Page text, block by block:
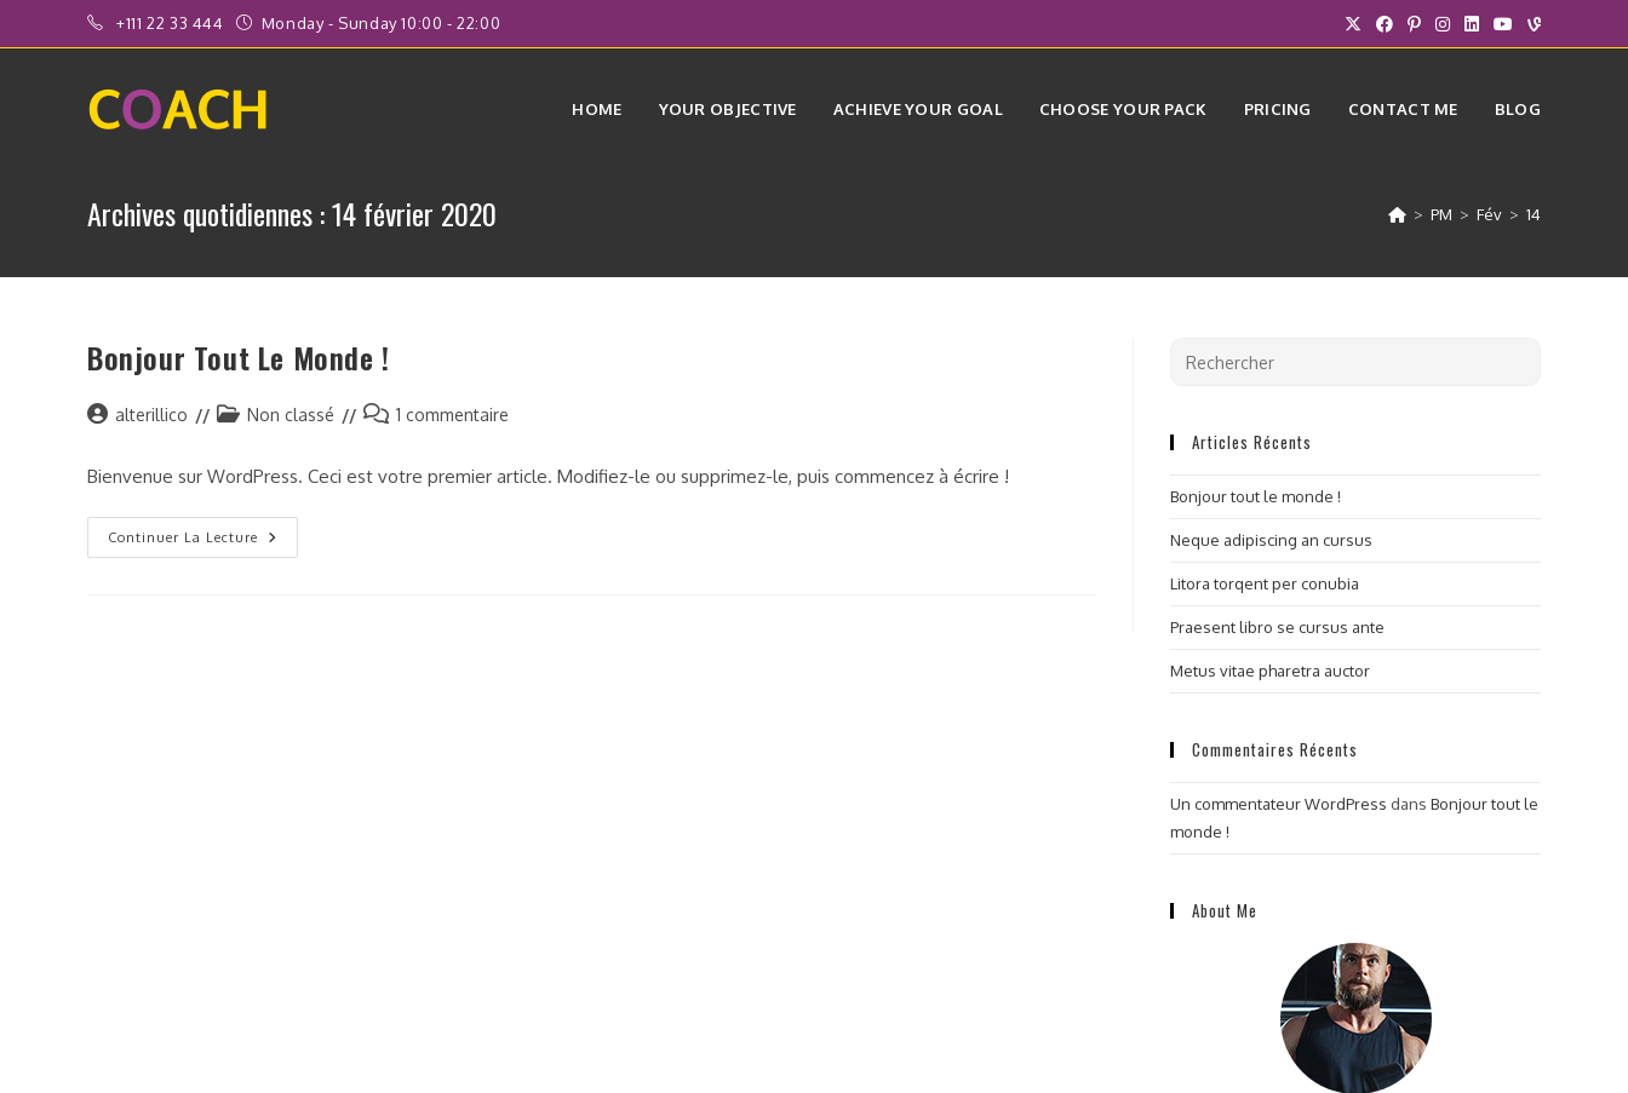
to
+111 22 33 444 Monday - Sunday 10:00 - 22:00
HOME YOUR OBJECTIVE ACHIEVE YOUR GOAL CHOOSE YOUR PACK PRICING CONTACT ME BLOG
Archives quotidiennes : 14 février 2020 > PM > Fév > 14
Bonjour Tout Le Monde !
Auteur/autrice
publication :
alterillico
PostNon classé
Commentaires
publication :
1 commentaire
Bienvenue sur WordPress. Ceci est votre premier article. Modifiez-le ou supprimez-le, puis commencez à écrire !
Continuer La Lecture
Bonjour
Tout
Articles Récents
Bonjour tout le monde !
Neque adipiscing an cursus
Litora torqent per conubia
Praesent libro se cursus ante
Metus vitae pharetra auctor
Commentaires Récents
Un commentateur WordPress dans Bonjour tout le
monde !
About Me